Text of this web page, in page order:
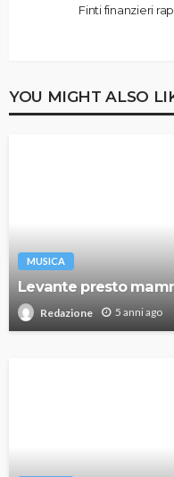
Finti finanzieri
YOU MIGHT ALSO
MUSICA
Levante presto
Redazione 5 anni ago